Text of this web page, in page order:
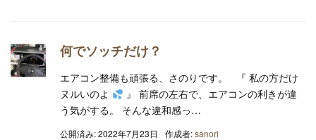
何でソッチだけ？
エアコン整備も頑張る、さのりです。 『 私の方だけ
ヌルいのよ
』 前席の左右で、エアコンの利きが違
う気がする。 そんな違和感っ…
公開済み: 2022年7月23日 作成者:sanori